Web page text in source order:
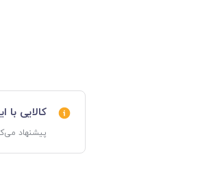
کالایی
پیشنهاد